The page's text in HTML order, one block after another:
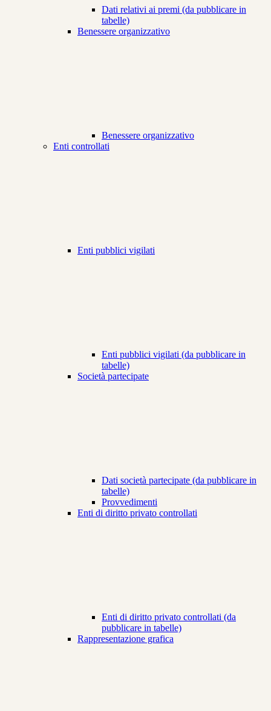
Dati relativi ai premi (da pubblicare in
tabelle)
Benessere organizzativo
Benessere organizzativo
Enti controllati
Enti pubblici vigilati
Enti pubblici vigilati (da pubblicare in
tabelle)
Società partecipate
Dati società partecipate (da pubblicare in
tabelle)
Provvedimenti
Enti di diritto privato controllati
Enti di diritto privato controllati (da
pubblicare in tabelle)
Rappresentazione grafica